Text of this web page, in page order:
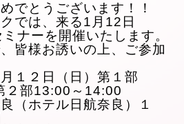
でとうございます！！
では、来る1月12日
ナーを開催いたします。
皆様お誘いの上、ご参加
１２日（日）第１部
２部13:00～14:00
（ホテル日航奈良）１